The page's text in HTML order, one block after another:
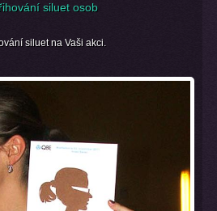
siluet osob
siluet na Vaši akci.